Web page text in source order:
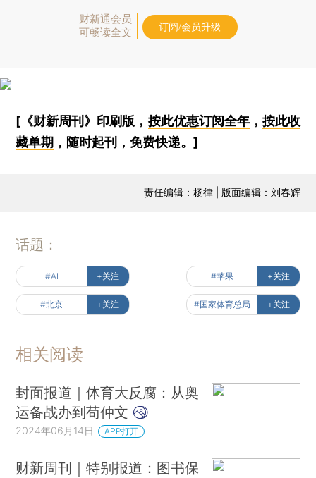
财新通会员
可畅读全文
订阅/会员升级
[《财新周刊》印刷版， 按此优惠订阅全年， 按此收
藏单期 ，随时起刊，免费快递。]
责任编辑：杨律 | 版面编辑：刘春辉
话题：
#AI +关注 #苹果 +关注
#北京 +关注 #国家体育总局 +关注
相关阅读
封面报道｜体育大反腐：从奥
运备战办到苟仲文
2024年06月14日 APP打开
财新周刊｜特别报道：图书保